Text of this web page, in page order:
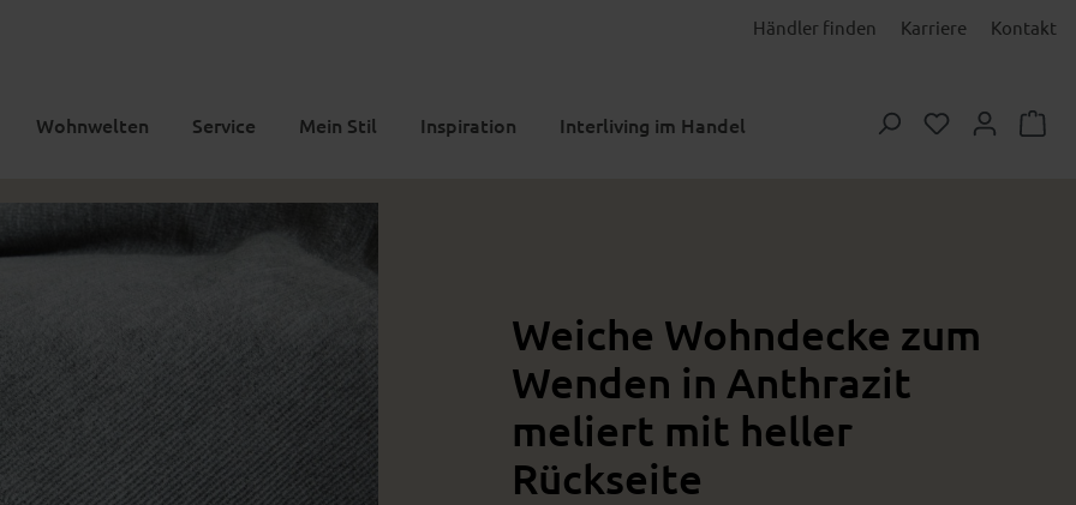
Händler finden Karriere Kontakt
Wohnwelten Service Mein Stil Inspiration Interliving im Handel Du hast 0
Weiche Wohndecke zum
Wenden in Anthrazit
meliert mit heller
Rückseite